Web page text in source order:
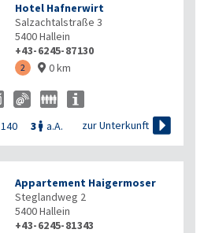
Hotel Hafnerwirt
Salzachtalstraße 3
5400Hallein
+43-6245-87130
2  0 km
140 3  a.A. zur Unterkunft 
Appartement Haigermoser
Steglandweg 2
5400Hallein
+43-6245-81343